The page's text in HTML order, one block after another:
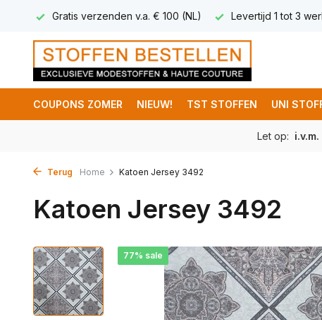
Gratis verzenden v.a. € 100 (NL) Levertijd 1 tot 3
COUPONS ZOMER NIEUW! TST STOFFEN UNI
Let op:
Terug Home Katoen Jersey 3492
Katoen Jersey 3492
77% sale